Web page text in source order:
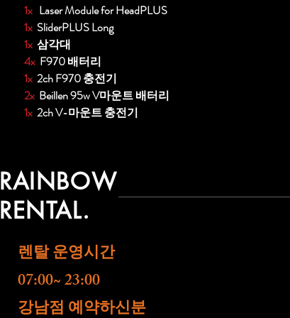
1x Laser Module for HeadPLUS
1x SliderPLUS Long
1x 삼각대
4x F970 배터리
1x 2ch F970 충전기
2x Beillen 95w V마운트 배터리
1x 2ch V-마운트 충전기
RAINBOW
RENTAL.
렌탈 운영시간
07:00~ 23:00
​강남점 예약하신분